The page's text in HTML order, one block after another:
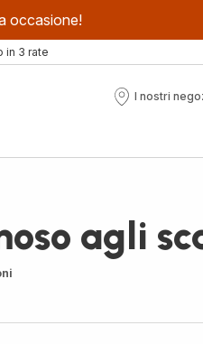
occasione!
in 3 rate
I nostri
I
agli